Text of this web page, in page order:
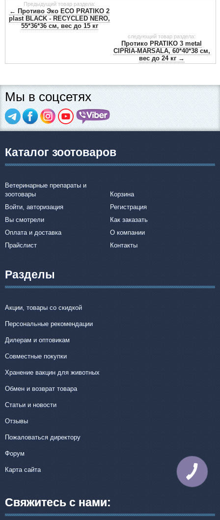
Предыдущий товар раздела:
← Противо Эко ECO PRATIKO 2
plast BLACK - RECYCLED NERO,
55*36*36 см, вес до 15 кг
следующий товар раздела:
Протико PRATIKO 3 metal
CIPRIA-MARSALA, 60*40*38 см,
вес до 24 кг →
Мы в соцсетях
Каталог зоотоваров
Ветеринарные препараты и
зоотовары
Корзина
Войти, авторизация
Регистрация
Вы смотрели
Как заказать
Оплата и доставка
О компании
Прайслист
Контакты
Разделы
Акции, товары со скидкой
Персональные рекомендации
Дилерам и оптовикам
Совместные покупки
Хранение вакцин для животных
Обмен и возврат товара
Статьи и новости
Отзывы
Пожаловаться директору
Форум
Карта сайта
Свяжитесь с нами:
КНОПКА
СВЯЗИ